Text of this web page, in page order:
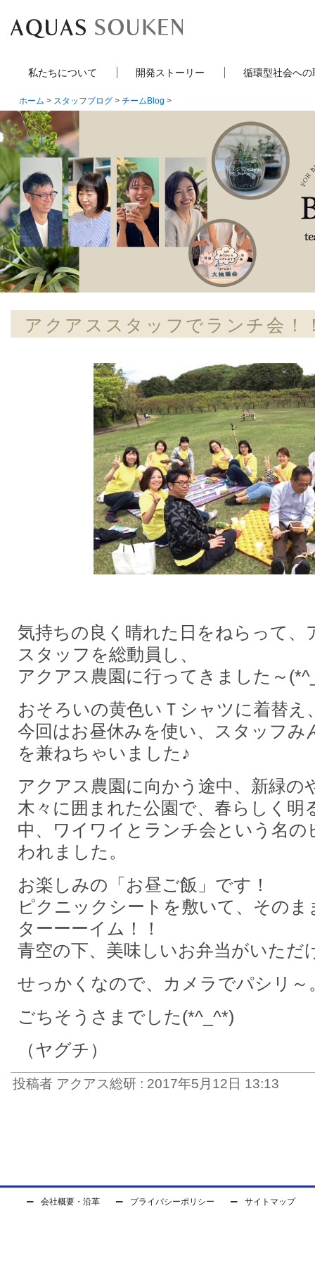
私たちについて 開発ストーリー 循環型社会への
ホーム > スタッフブログ > チームBlog >
アクアススタッフでランチ会！
気持ちの良く晴れた日をねらって、
スタッフを総動員し、
アクアス農園に行ってきました～
おそろいの黄色いＴシャツに着替え
今回はお昼休みを使い、スタッフみ
を兼ねちゃいました♪
アクアス農園に向かう途中、新緑の
木々に囲まれた公園で、春らしく明
中、ワイワイとランチ会という名の
われました。
お楽しみの「お昼ご飯」です！
ピクニックシートを敷いて、そのま
ターーーイム！！
青空の下、美味しいお弁当がいただ
せっかくなので、カメラでパシリ～
ごちそうさまでした(*^_^*)
（ヤグチ）
投稿者 アクアス総研 : 2017年5月12日 13:13
会社概要・沿革 プライバシーポリシー サイトマップ